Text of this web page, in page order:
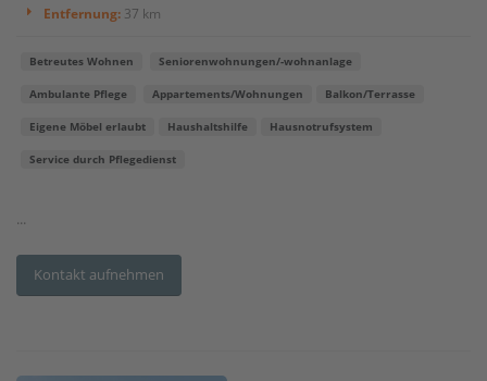
Entfernung: 37 km
Betreutes Wohnen Seniorenwohnungen/-wohnanlage
Ambulante Pflege Appartements/Wohnungen Balkon/Terrasse
Eigene Möbel erlaubt Haushaltshilfe Hausnotrufsystem
Service durch Pflegedienst
...
Kontakt aufnehmen